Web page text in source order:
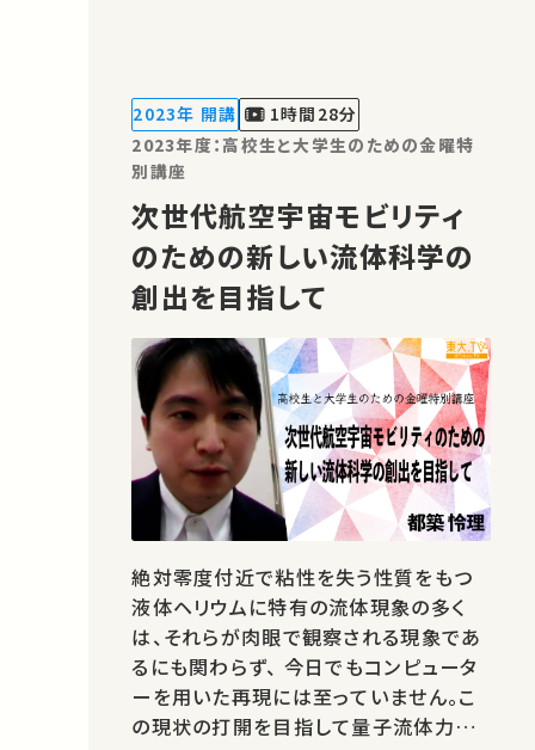
ついて学ぶ～都市計画の研究者人生か
ら～（「最終講義『都市解析から都…
2023年 開講
1時間28分
2023年度：高校生と大学生のための金曜特
別講座
次世代航空宇宙モビリティ
のための新しい流体科学の
創出を目指して
絶対零度付近で粘性を失う性質をもつ
液体ヘリウムに特有の流体現象の多く
は、それらが肉眼で観察される現象であ
るにも関わらず、 今日でもコンピュータ
ーを用いた再現には至っていません。こ
の現状の打開を目指して量子流体力学